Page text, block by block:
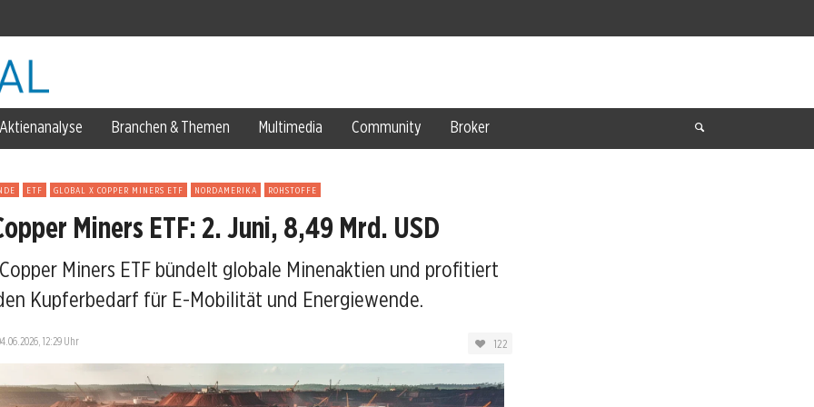
Kursrichtung?
Aktienanalyse Branchen & Themen Multimedia Community Broker
ETF GLOBAL X COPPER MINERS ETF NORDAMERIKA ROHSTOFFE
Miners ETF: 2. Juni, 8,49 Mrd. USD
Miners ETF bündelt globale Minenaktien und profitiert
Kupferbedarf für E-Mobilität und Energiewende.
12:29 Uhr 122